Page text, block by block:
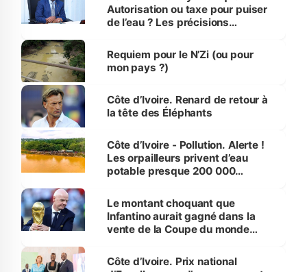
Autorisation ou taxe pour puiser
de l’eau ? Les précisions
Requiem pour le N’Zi (ou pour
mon pays ?)
Côte d’Ivoire. Renard de retour à
la tête des Éléphants
Côte d’Ivoire - Pollution. Alerte !
Les orpailleurs privent d’eau
potable presque 200 000
Le montant choquant que
Infantino aurait gagné dans la
vente de la Coupe du monde
Côte d’Ivoire. Prix national